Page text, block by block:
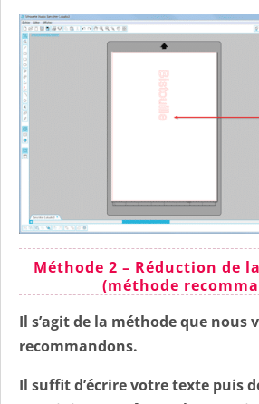
Méthode 2 – Réduction de
(méthode
Il s’agit de la méthode que nous
recommandons.
Il suffit d’écrire votre texte puis